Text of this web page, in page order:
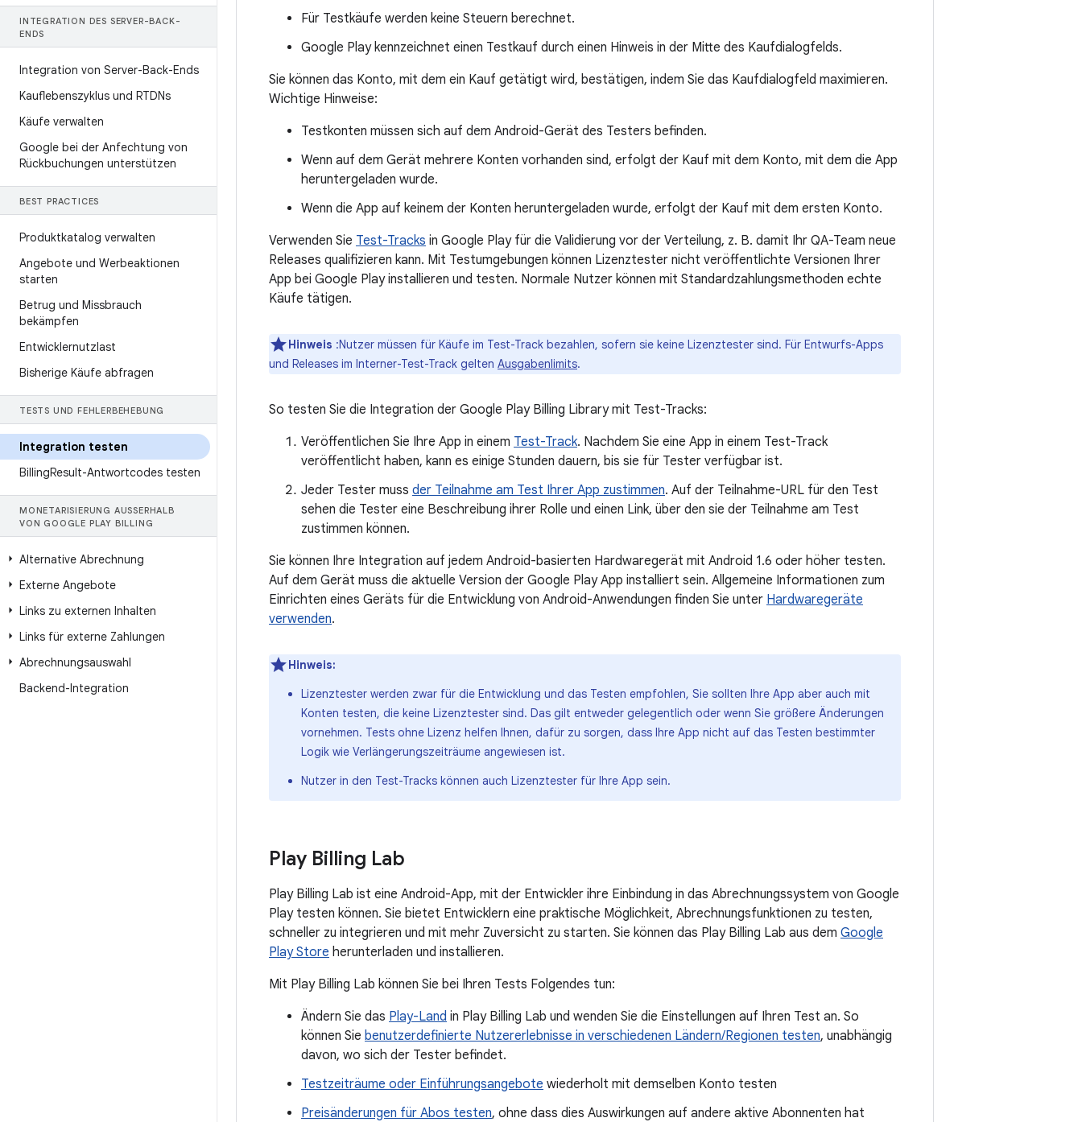
INTEGRATION DES SERVER-BACK-
ENDS
Integration von Server-Back-Ends
Kauflebenszyklus und RTDNs
Käufe verwalten
Google bei der Anfechtung von
Rückbuchungen unterstützen
BEST PRACTICES
Produktkatalog verwalten
Angebote und Werbeaktionen
starten
Betrug und Missbrauch
bekämpfen
Entwicklernutzlast
Bisherige Käufe abfragen
TESTS UND FEHLERBEHEBUNG
Integration testen
BillingResult-Antwortcodes testen
MONETARISIERUNG AUSSERHALB V
ON GOOGLE PLAY BILLING
Alternative Abrechnung
Externe Angebote
Links zu externen Inhalten
Links für externe Zahlungen
Abrechnungsauswahl
Backend-Integration
Für Testkäufe werden keine Steuern berechnet.
Google Play kennzeichnet einen Testkauf durch einen Hinweis in der Mitte des Kaufdialogfelds.
Sie können das Konto, mit dem ein Kauf getätigt wird, bestätigen, indem Sie das Kaufdialogfeld maximieren.
Wichtige Hinweise:
Testkonten müssen sich auf dem Android-Gerät des Testers befinden.
Wenn auf dem Gerät mehrere Konten vorhanden sind, erfolgt der Kauf mit dem Konto, mit dem die App
heruntergeladen wurde.
Wenn die App auf keinem der Konten heruntergeladen wurde, erfolgt der Kauf mit dem ersten Konto.
Verwenden Sie Test-Tracks in Google Play für die Validierung vor der Verteilung, z. B. damit Ihr QA-Team neue
Releases qualifizieren kann. Mit Testumgebungen können Lizenztester nicht veröffentlichte Versionen Ihrer
App bei Google Play installieren und testen. Normale Nutzer können mit Standardzahlungsmethoden echte
Käufe tätigen.
Hinweis :Nutzer müssen für Käufe im Test-Track bezahlen, sofern sie keine Lizenztester sind. Für Entwurfs-Apps
und Releases im Interner-Test-Track gelten Ausgabenlimits.
So testen Sie die Integration der Google Play Billing Library mit Test-Tracks:
Veröffentlichen Sie Ihre App in einem Test-Track. Nachdem Sie eine App in einem Test-Track
veröffentlicht haben, kann es einige Stunden dauern, bis sie für Tester verfügbar ist.
Jeder Tester muss der Teilnahme am Test Ihrer App zustimmen. Auf der Teilnahme-URL für den Test
sehen die Tester eine Beschreibung ihrer Rolle und einen Link, über den sie der Teilnahme am Test
zustimmen können.
Sie können Ihre Integration auf jedem Android-basierten Hardwaregerät mit Android 1.6 oder höher testen.
Auf dem Gerät muss die aktuelle Version der Google Play App installiert sein. Allgemeine Informationen zum
Einrichten eines Geräts für die Entwicklung von Android-Anwendungen finden Sie unter Hardwaregeräte
verwenden.
Hinweis:
Lizenztester werden zwar für die Entwicklung und das Testen empfohlen, Sie sollten Ihre App aber auch mit
Konten testen, die keine Lizenztester sind. Das gilt entweder gelegentlich oder wenn Sie größere Änderungen
vornehmen. Tests ohne Lizenz helfen Ihnen, dafür zu sorgen, dass Ihre App nicht auf das Testen bestimmter
Logik wie Verlängerungszeiträume angewiesen ist.
Nutzer in den Test-Tracks können auch Lizenztester für Ihre App sein.
Play Billing Lab
Play Billing Lab ist eine Android-App, mit der Entwickler ihre Einbindung in das Abrechnungssystem von Google
Play testen können. Sie bietet Entwicklern eine praktische Möglichkeit, Abrechnungsfunktionen zu testen,
schneller zu integrieren und mit mehr Zuversicht zu starten. Sie können das Play Billing Lab aus dem Google
Play Store herunterladen und installieren.
Mit Play Billing Lab können Sie bei Ihren Tests Folgendes tun:
Ändern Sie das Play-Land in Play Billing Lab und wenden Sie die Einstellungen auf Ihren Test an. So
können Sie benutzerdefinierte Nutzererlebnisse in verschiedenen Ländern/Regionen testen, unabhängig
davon, wo sich der Tester befindet.
Testzeiträume oder Einführungsangebote wiederholt mit demselben Konto testen
Preisänderungen für Abos testen, ohne dass dies Auswirkungen auf andere aktive Abonnenten hat